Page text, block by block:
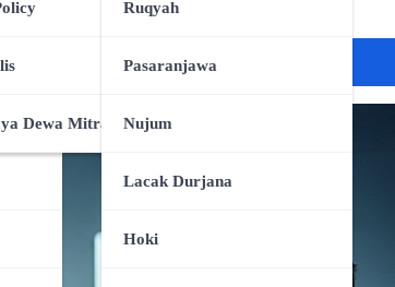
Layanan
Dewa Mitra
Ruqyah
Pasaranjawa
Nujum
Lacak Durjana
Hoki